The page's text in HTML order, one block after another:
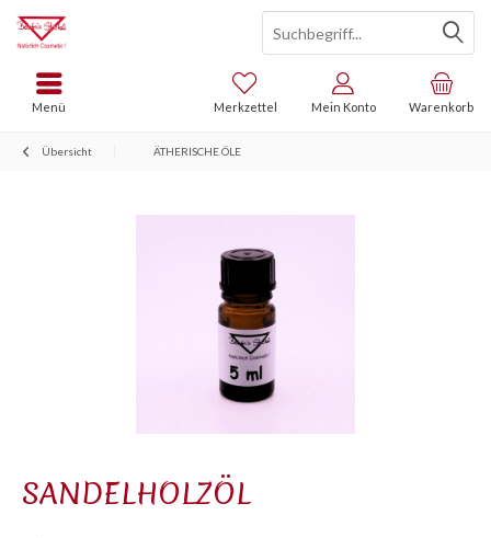
Warenkorb
Merkzettel Mein Konto
Menü
Übersicht ÄTHERISCHE ÖLE
SANDELHOLZÖL